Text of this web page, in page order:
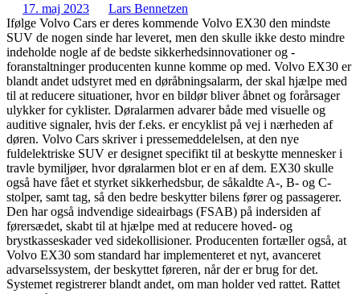
17. maj 2023
Lars Bennetzen
Ifølge Volvo Cars er deres kommende Volvo EX30 den mindste
SUV de nogen sinde har leveret, men den skulle ikke desto mindre
indeholde nogle af de bedste sikkerhedsinnovationer og -
foranstaltninger producenten kunne komme op med. Volvo EX30 er
blandt andet udstyret med en døråbningsalarm, der skal hjælpe med
til at reducere situationer, hvor en bildør bliver åbnet og forårsager
ulykker for cyklister. Døralarmen advarer både med visuelle og
auditive signaler, hvis der f.eks. er encyklist på vej i nærheden af
døren. Volvo Cars skriver i pressemeddelelsen, at den nye
fuldelektriske SUV er designet specifikt til at beskytte mennesker i
travle bymiljøer, hvor døralarmen blot er en af dem. EX30 skulle
også have fået et styrket sikkerhedsbur, de såkaldte A-, B- og C-
stolper, samt tag, så den bedre beskytter bilens fører og passagerer.
Den har også indvendige sideairbags (FSAB) på indersiden af
førersædet, skabt til at hjælpe med at reducere hoved- og
brystkasseskader ved sidekollisioner. Producenten fortæller også, at
Volvo EX30 som standard har implementeret et nyt, avanceret
advarselssystem, der beskyttet føreren, når der er brug for det.
Systemet registrerer blandt andet, om man holder ved rattet. Rattet